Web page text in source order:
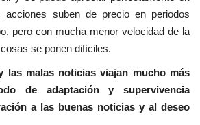
acciones suben de precio en periodos
pero con mucha menor velocidad de la
se ponen difíciles.
las malas noticias viajan mucho más
de adaptación y supervivencia
a las buenas noticias y al deseo